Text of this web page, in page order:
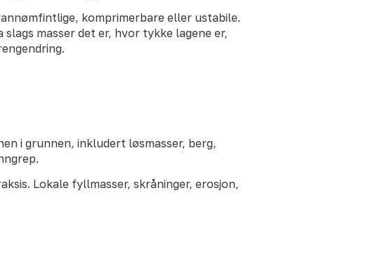
komprimerbare eller ustabile.
masser det er, hvor tykke lagene er,
i grunnen, inkludert løsmasser, berg,
Lokale fyllmasser, skråninger, erosjon,